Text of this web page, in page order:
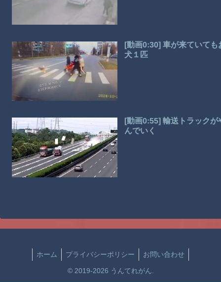
[動画0:30] 車が来ていて
犬１匹
[動画0:55] 輸送トラック
んでいく
ホーム プライバシーポリシー お問い合わせ
© 2019-2026 うんてれがん.